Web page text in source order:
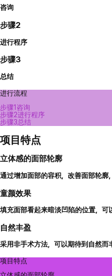
咨询
步骤2
进行程序
步骤3
总结
进行流程
步骤1咨询
步骤2进行程序
步骤3总结
项目特点
立体感的面部轮廓
通过增加面部的容积，改善面部轮廓
童颜效果
填充面部看起来暗淡凹陷的位置，可
自然丰盈
采用非手术方法，可以期待到自然而
项目特点